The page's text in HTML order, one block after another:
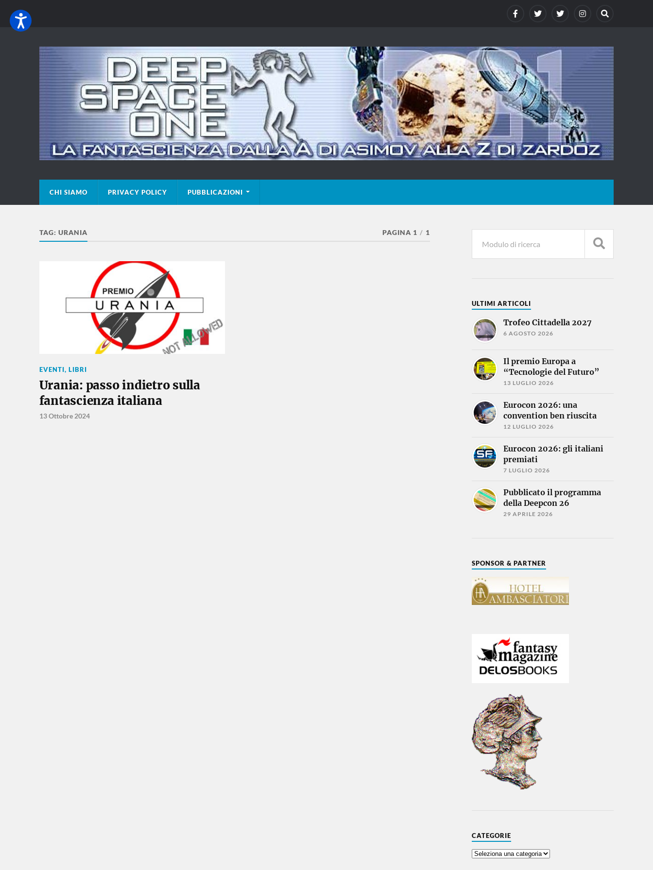
CHI SIAMO PRIVACY POLICY PUBBLICAZIONI
TAG: URANIA PAGINA 1 / 1
EVENTI, LIBRI
Urania: passo indietro sulla
fantascienza italiana
13 Ottobre 2024
ULTIMI ARTICOLI
Trofeo Cittadella 2027
6 AGOSTO 2026
Il premio Europa a
“Tecnologie del Futuro”
13 LUGLIO 2026
Eurocon 2026: una
convention ben riuscita
12 LUGLIO 2026
Eurocon 2026: gli italiani
premiati
7 LUGLIO 2026
Pubblicato il programma
della Deepcon 26
29 APRILE 2026
SPONSOR & PARTNER
CATEGORIE